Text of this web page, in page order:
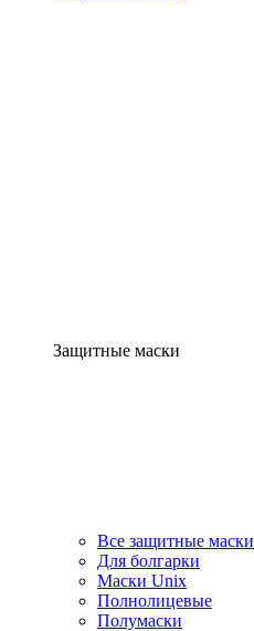
Защитные маски
Все защитные маски
Для болгарки
Маски Unix
Полнолицевые
Полумаски